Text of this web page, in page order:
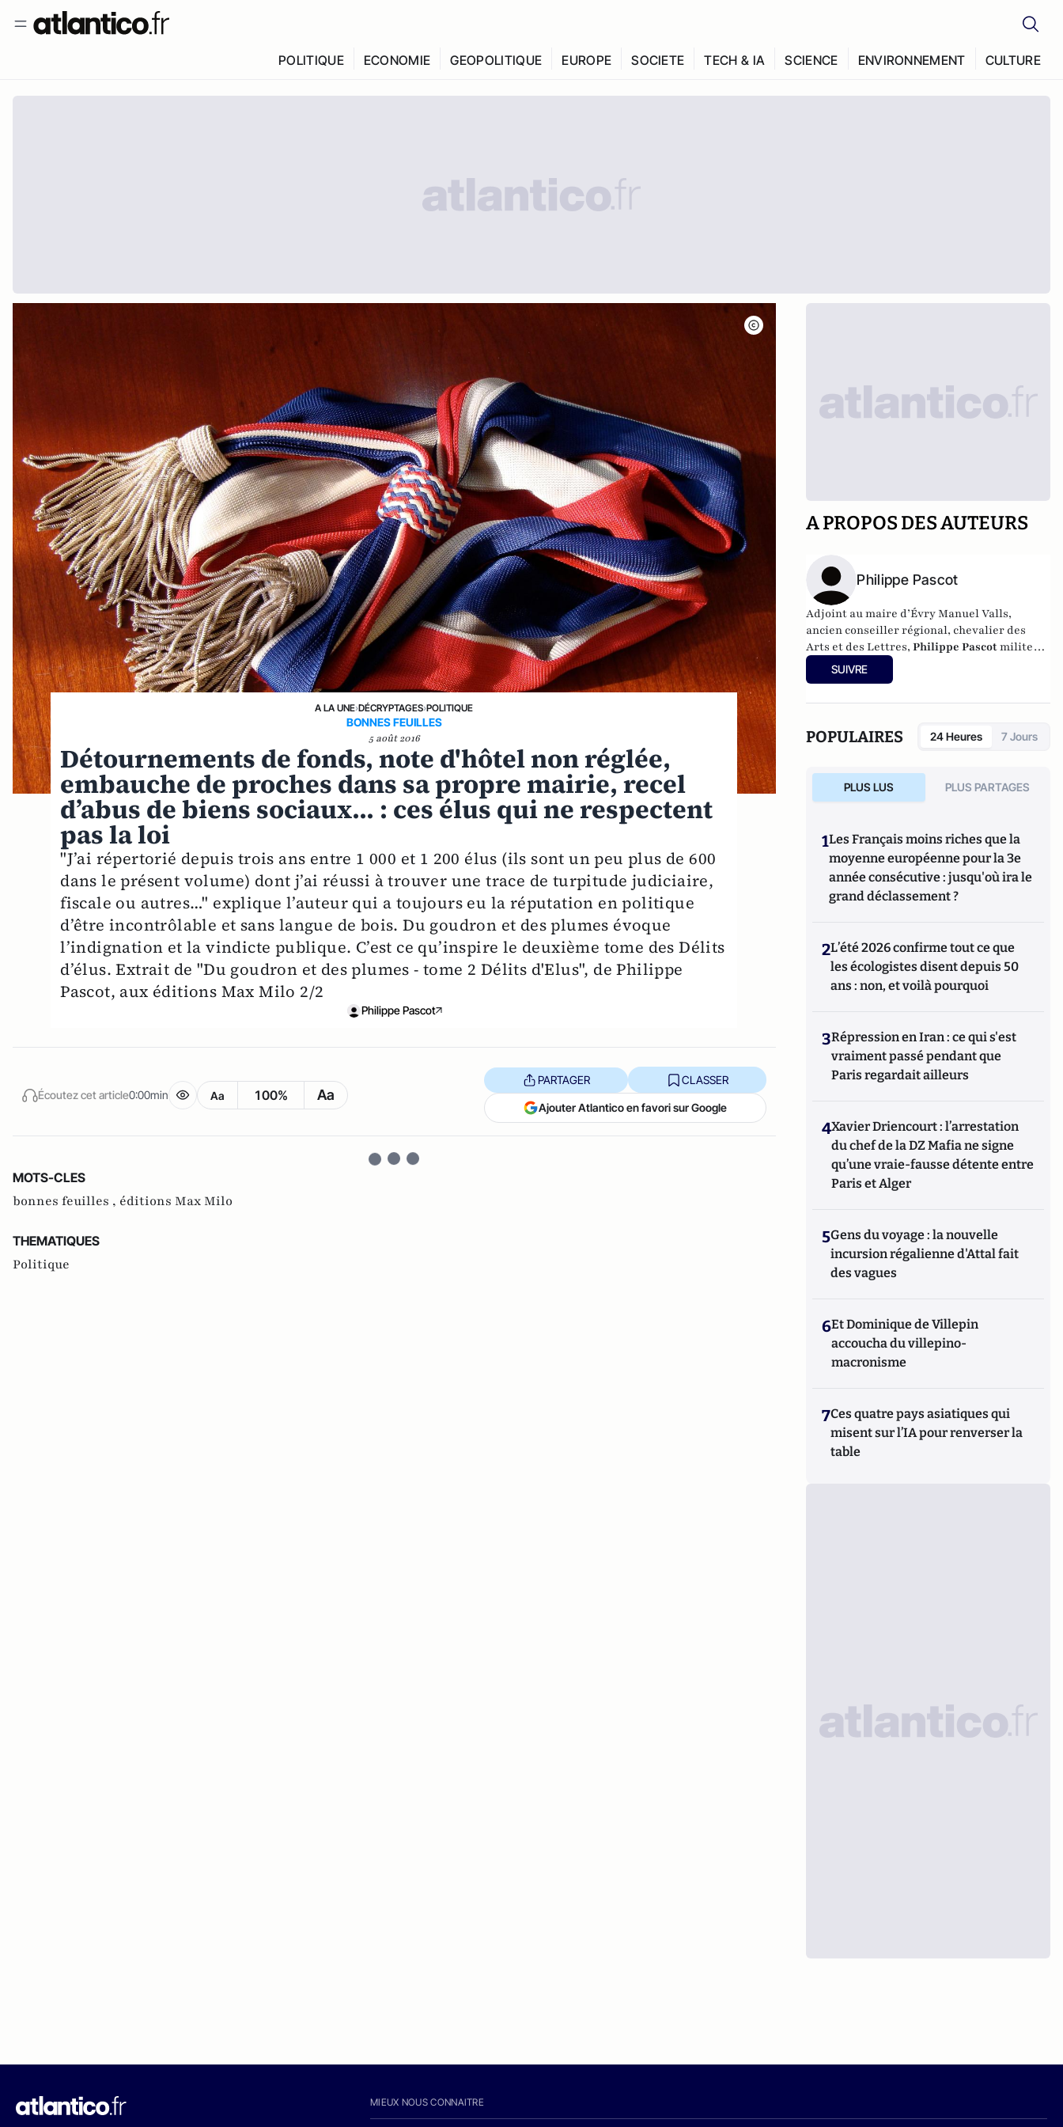
POLITIQUE ECONOMIE GEOPOLITIQUE EUROPE SOCIETE TECH & IA SCIENCE ENVIRONNEMENT CULTURE
A LA UNE›DÉCRYPTAGES›POLITIQUE
BONNES FEUILLES
5 août 2016
Détournements de fonds, note d'hôtel non réglée,
embauche de proches dans sa propre mairie, recel
d’abus de biens sociaux... : ces élus qui ne respectent
pas la loi
"J’ai répertorié depuis trois ans entre 1 000 et 1 200 élus (ils sont un peu plus de 600
dans le présent volume) dont j’ai réussi à trouver une trace de turpitude judiciaire,
fiscale ou autres…" explique l’auteur qui a toujours eu la réputation en politique
d’être incontrôlable et sans langue de bois. Du goudron et des plumes évoque
l’indignation et la vindicte publique. C’est ce qu’inspire le deuxième tome des Délits
d’élus. Extrait de "Du goudron et des plumes - tome 2 Délits d'Elus", de Philippe
Pascot, aux éditions Max Milo 2/2
Philippe Pascot
Écoutez cet article0:00min Aa 100% Aa
PARTAGER CLASSER
Ajouter Atlantico en favori sur Google
MOTS-CLES
bonnes feuilles , éditions Max Milo
THEMATIQUES
Politique
A PROPOS DES AUTEURS
Philippe Pascot
Adjoint au maire d’Évry Manuel Valls,
ancien conseiller régional, chevalier des
Arts et des Lettres,Philippe Pascotmilite
pour une réelle transparence de l’exercice
politique.
prises avec la justice
(Max Milo, 2014) et de
Pilleurs d'Etat(Max Milo, 2015).
SUIVRE
POPULAIRES 24 Heures 7 Jours
PLUS LUS PLUS PARTAGES
1Les Français moins riches que la
moyenne européenne pour la 3e
année consécutive : jusqu'où ira le
grand déclassement ?
2L’été 2026 confirme tout ce que
les écologistes disent depuis 50
ans : non, et voilà pourquoi
3Répression en Iran : ce qui s'est
vraiment passé pendant que
Paris regardait ailleurs
4Xavier Driencourt : l’arrestation
du chef de la DZ Mafia ne signe
qu’une vraie-fausse détente entre
Paris et Alger
5Gens du voyage : la nouvelle
incursion régalienne d'Attal fait
des vagues
6Et Dominique de Villepin
accoucha du villepino-
macronisme
7Ces quatre pays asiatiques qui
misent sur l’IA pour renverser la
table
MIEUX NOUS CONNAITRE